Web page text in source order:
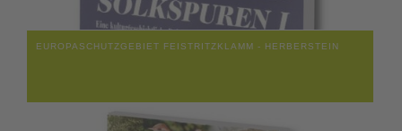
EUROPASCHUTZGEBIET FEISTRITZKLAMM - HERBERSTEIN